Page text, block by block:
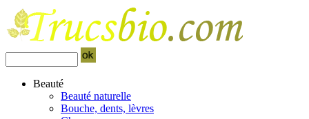
Beauté
Beauté naturelle
Bouche, dents, lèvres